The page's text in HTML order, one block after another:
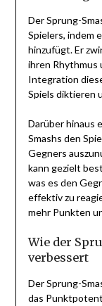
Der Sprung-
Spielers, indem
hinzufügt. Er
ihren Rhythmus
Integration
Spiels diktieren
Darüber hinaus
Smashs den
Gegners
kann gezielt
was es den
effektiv zu
mehr Punkten
Wie der
verbessert
Der Sprung-
das